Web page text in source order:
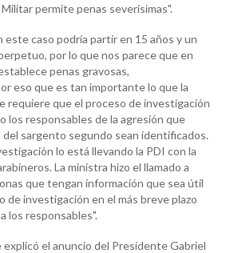
permite penas severísimas".
este caso podría partir en 15 años y un
por lo que nos parece que en
penas gravosas,
eso que es tan importante lo que la
requiere que el proceso de investigación
los responsables de la agresión que
del sargento segundo sean identificados.
lo está llevando la PDI con la
La ministra hizo el llamado a
que tengan información que sea útil
de investigación en el más breve plazo
los responsables".
explicó el anuncio del Presidente Gabriel